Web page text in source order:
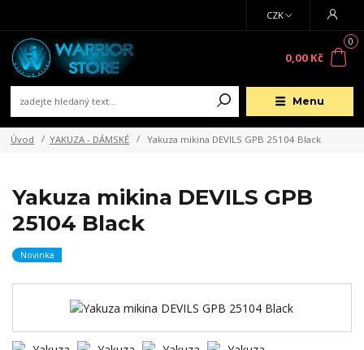
Menu
CZK
0
0,00 Kč
Úvod YAKUZA - DÁMSKÉ Yakuza mikina DEVILS GPB 25104 Black
Yakuza mikina DEVILS GPB
25104 Black
Novinka